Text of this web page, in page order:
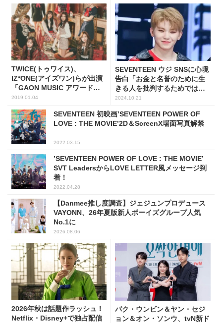
TWICE(トゥワイス)、
IZ*ONE(アイズワン)らが出演
「GAON MUSIC アワード」
ラインナップ公開
2019.01.04
SEVENTEEN ウジ SNSに心境
告白「お金と名誉のために生
きる人を批判するためではな
い」
2024.10.21
SEVENTEEN 初映画’SEVENTEEN POWER OF
LOVE : THE MOVIE’2D＆ScreenX場面写真解禁
2022.03.15
’SEVENTEEN POWER OF LOVE : THE MOVIE’
SVT LeadersからLOVE LETTER風メッセージ到
着！
2022.04.28
【Danmee推し度調査】ジェジュンプロデュース
VAYONN、26年夏版新人ボーイズグループ人気
No.1に
2026.08.06
2026年秋は話題作ラッシュ！
Netflix・Disney+で独占配信
パク・ウンビン＆ヤン・セジ
ョン＆オン・ソンウ、tvN新ド